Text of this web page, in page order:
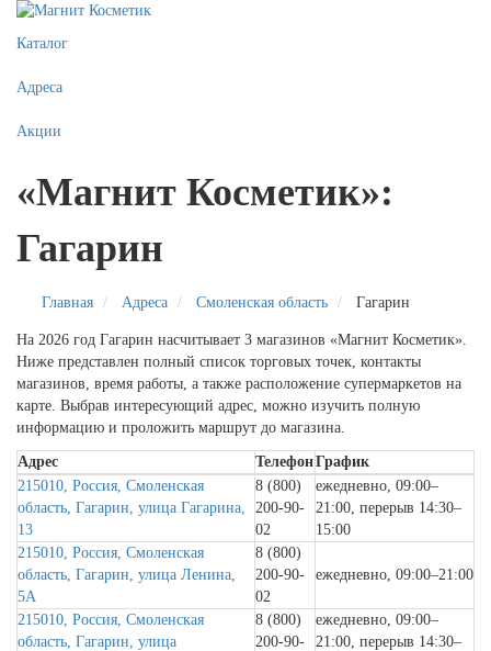
Каталог
Адреса
Акции
«Магнит Косметик»:
Гагарин
Главная Адреса Смоленская область Гагарин
На 2026 год Гагарин насчитывает 3 магазинов «Магнит Косметик».
Ниже представлен полный список торговых точек, контакты
магазинов, время работы, а также расположение супермаркетов на
карте. Выбрав интересующий адрес, можно изучить полную
информацию и проложить маршрут до магазина.
Адрес ТелефонГрафик
215010, Россия, Смоленская
область, Гагарин, улица Гагарина,
13
8 (800)
200-90-
02
ежедневно, 09:00–
21:00, перерыв 14:30–
15:00
215010, Россия, Смоленская
область, Гагарин, улица Ленина,
5А
8 (800)
200-90-
02
ежедневно, 09:00–21:00
215010, Россия, Смоленская
область, Гагарин, улица
8 (800)
200-90-
ежедневно, 09:00–
21:00, перерыв 14:30–